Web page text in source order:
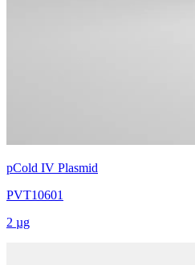
pCold IV Plasmid
PVT10601
2 µg